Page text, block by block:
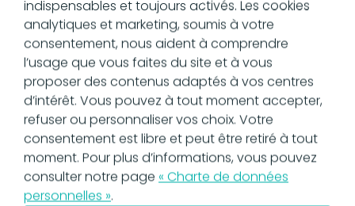
à l'e-invoicing en France, minimisant ainsi
les risques d'interruption d'activité. Il est
recommandé de démarrer ce processus
dès maintenant pour garantir une
adaptation réussie et efficace aux
nouvelles exigences légales.
Choisir la bonne
indispensables et toujours activés. Les cookies
analytiques et marketing, soumis à votre
consentement, nous aident à comprendre
l’usage que vous faites du site et à vous
proposer des contenus adaptés à vos centres
d’intérêt. Vous pouvez à tout moment accepter,
refuser ou personnaliser vos choix. Votre
consentement est libre et peut être retiré à tout
moment. Pour plus d’informations, vous pouvez
consulter notre page « Charte de données
personnelles ».